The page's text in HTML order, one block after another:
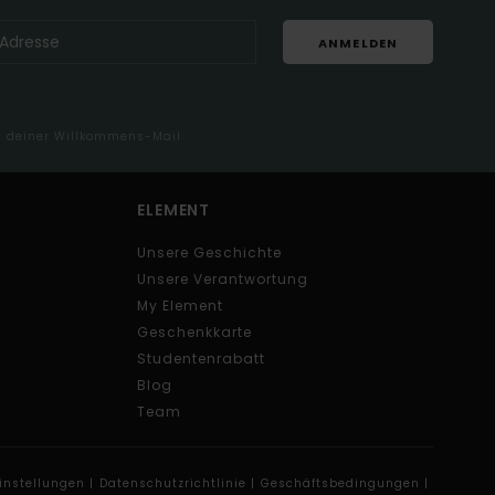
ANMELDEN
Willkommens-Mail
ELEMENT
Unsere Geschichte
Unsere Verantwortung
My Element
Geschenkkarte
Studentenrabatt
Blog
Team
| Datenschutzrichtlinie | Geschäftsbedingungen |